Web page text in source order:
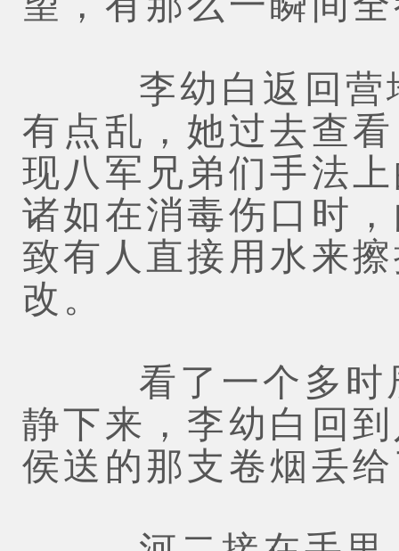
李幼白返回营地
有点乱，她过去查
现八军兄弟们手法
诸如在消毒伤口时
致有人直接用水来
改。
看了一个多时辰
静下来，李幼白回
侯送的那支卷烟丢